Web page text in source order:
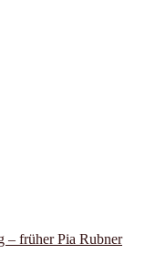
– früher Pia Rubner